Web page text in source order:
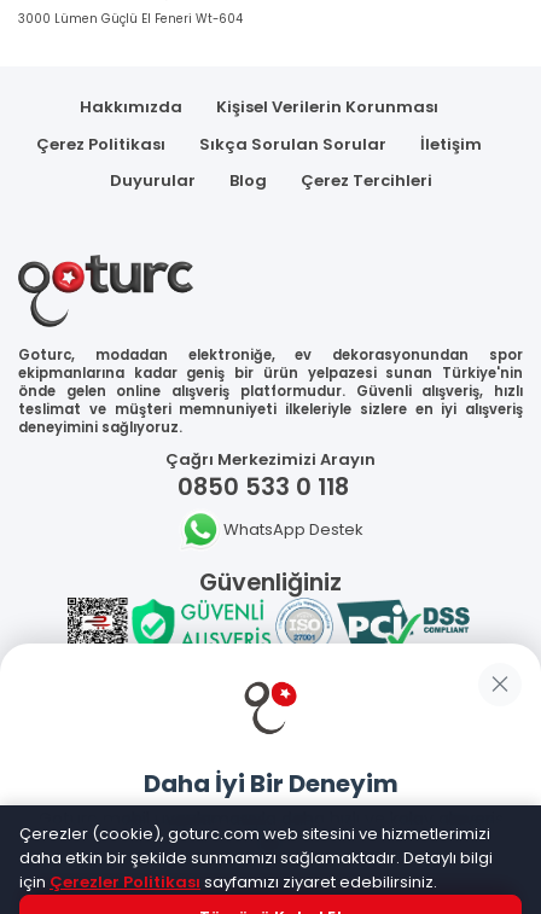
3000 Lümen Güçlü El Feneri Wt-604
Hakkımızda
Kişisel Verilerin Korunması
Çerez Politikası
Sıkça Sorulan Sorular
İletişim
Duyurular
Blog Çerez Tercihleri
Goturc, modadan elektroniğe, ev dekorasyonundan spor
ekipmanlarına kadar geniş bir ürün yelpazesi sunan Türkiye'nin
önde gelen online alışveriş platformudur. Güvenli alışveriş, hızlı
teslimat ve müşteri memnuniyeti ilkeleriyle sizlere en iyi alışveriş
deneyimini sağlıyoruz.
Çağrı Merkezimizi Arayın
0850 533 0 118
WhatsApp Destek
Güvenliğiniz
Sosyal Medya
Mobil Uygulamalarımız
Daha İyi Bir Deneyim
Goturc mobil uygulamasıyla daha hızlı ve kolay alışveriş
yapın
Çerezler (cookie), goturc.com web sitesini ve hizmetlerimizi
daha etkin bir şekilde sunmamızı sağlamaktadır. Detaylı bilgi
için Çerezler Politikası sayfamızı ziyaret edebilirsiniz.